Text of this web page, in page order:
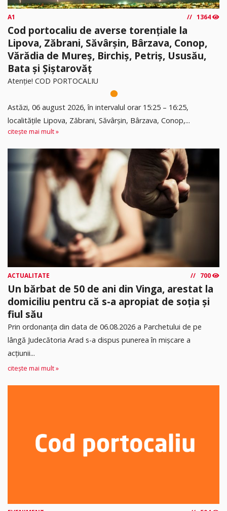
A1 1364
Cod portocaliu de averse torențiale la
Lipova, Zăbrani, Săvârșin, Bârzava, Conop,
Vărădia de Mureș, Birchiș, Petriș, Ususău,
Bata și Șiștarovăț
Atenție! COD PORTOCALIU
Astăzi, 06 august 2026, în intervalul orar 15:25 – 16:25,
localitățile Lipova, Zăbrani, Săvârșin, Bârzava, Conop,...
citește mai mult »
ACTUALITATE 700
Un bărbat de 50 de ani din Vinga, arestat la
domiciliu pentru că s-a apropiat de soția și
fiul său
Prin ordonanța din data de 06.08.2026 a Parchetului de pe
lângă Judecătoria Arad s-a dispus punerea în mişcare a
acţiunii...
citește mai mult »